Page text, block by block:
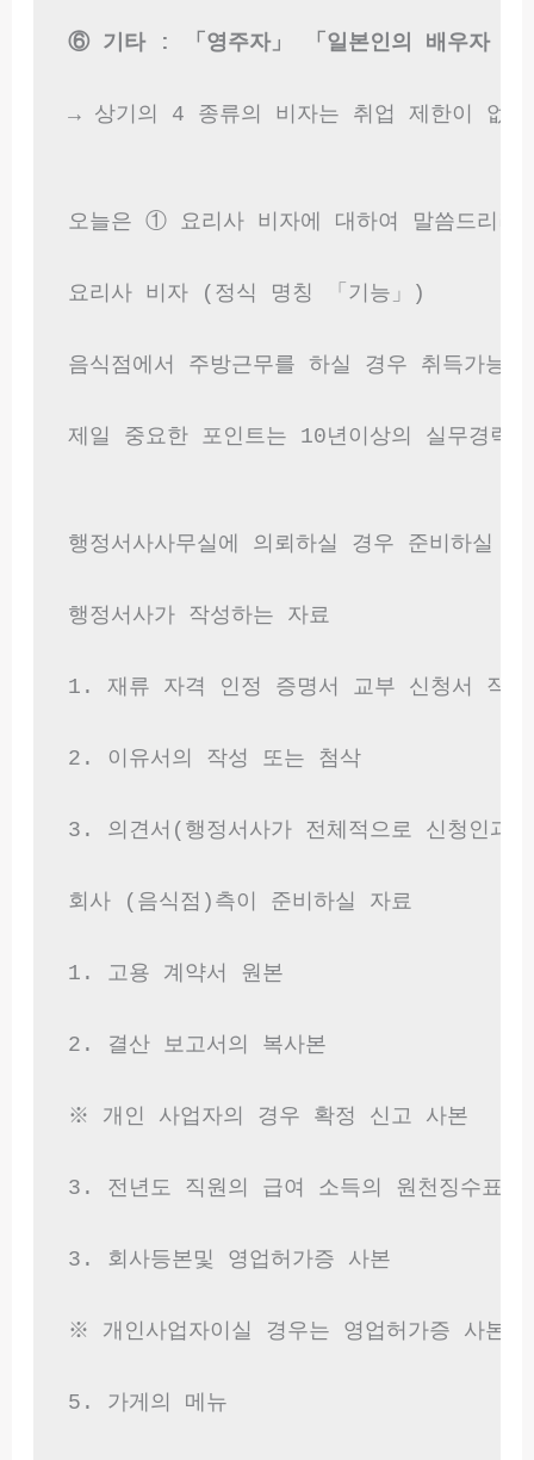
⑥ 기타 : 「영주자」 「일본인의 배우자 등
→ 상기의 4 종류의 비자는 취업 제한이 없
오늘은 ① 요리사 비자에 대하여 말씀드리려
요리사 비자 (정식 명칭 「기능」)
음식점에서 주방근무를 하실 경우 취득가능
제일 중요한 포인트는 10년이상의 실무경력
행정서사사무실에 의뢰하실 경우 준비하실
행정서사가 작성하는 자료
1. 재류 자격 인정 증명서 교부 신청서 작성
2. 이유서의 작성 또는 첨삭
3. 의견서(행정서사가 전체적으로 신청인과
회사 (음식점)측이 준비하실 자료
1. 고용 계약서 원본
2. 결산 보고서의 복사본
※ 개인 사업자의 경우 확정 신고 사본
3. 전년도 직원의 급여 소득의 원천징수표등
3. 회사등본및 영업허가증 사본
※ 개인사업자이실 경우는 영업허가증 사본제
5. 가게의 메뉴